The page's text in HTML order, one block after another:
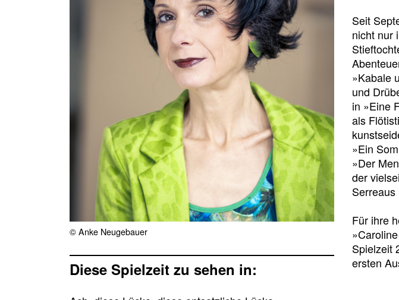
© Anke Neugebauer
Diese Spielzeit zu sehen in:
Seit
nicht nur
»Kabale
und
in »Eine
als
»Ein
»Der
der
Für ihre
Spielzeit
ersten